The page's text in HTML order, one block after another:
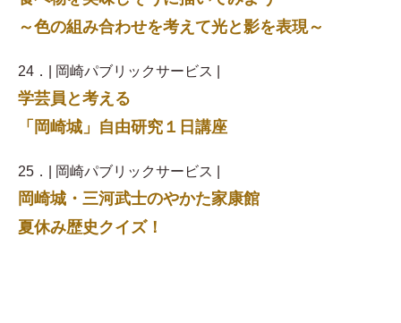
～色の組み合わせを考えて光と影を表現～
24．| 岡崎パブリックサービス |
学芸員と考える
「岡崎城」自由研究１日講座
25．| 岡崎パブリックサービス |
岡崎城・三河武士のやかた家康館
夏休み歴史クイズ！